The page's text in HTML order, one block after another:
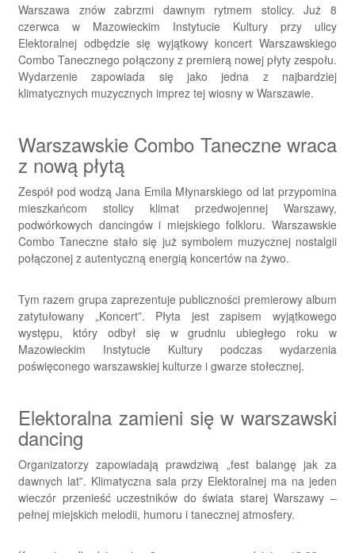
Warszawa znów zabrzmi dawnym rytmem stolicy. Już 8
czerwca w Mazowieckim Instytucie Kultury przy ulicy
Elektoralnej odbędzie się wyjątkowy koncert Warszawskiego
Combo Tanecznego połączony z premierą nowej płyty zespołu.
Wydarzenie zapowiada się jako jedna z najbardziej
klimatycznych muzycznych imprez tej wiosny w Warszawie.
Warszawskie Combo Taneczne wraca
z nową płytą
Zespół pod wodzą Jana Emila Młynarskiego od lat przypomina
mieszkańcom stolicy klimat przedwojennej Warszawy,
podwórkowych dancingów i miejskiego folkloru. Warszawskie
Combo Taneczne stało się już symbolem muzycznej nostalgii
połączonej z autentyczną energią koncertów na żywo.
Tym razem grupa zaprezentuje publiczności premierowy album
zatytułowany „Koncert”. Płyta jest zapisem wyjątkowego
występu, który odbył się w grudniu ubiegłego roku w
Mazowieckim Instytucie Kultury podczas wydarzenia
poświęconego warszawskiej kulturze i gwarze stołecznej.
Elektoralna zamieni się w warszawski
dancing
Organizatorzy zapowiadają prawdziwą „fest balangę jak za
dawnych lat”. Klimatyczna sala przy Elektoralnej ma na jeden
wieczór przenieść uczestników do świata starej Warszawy –
pełnej miejskich melodii, humoru i tanecznej atmosfery.